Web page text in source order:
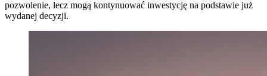
pozwolenie, lecz mogą kontynuować inwestycję na podstawie już
wydanej decyzji.